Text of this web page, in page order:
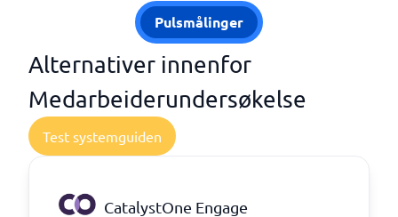
Pulsmålinger
Alternativer innenfor
Medarbeiderundersøkelse
Test systemguiden
CatalystOne Engage